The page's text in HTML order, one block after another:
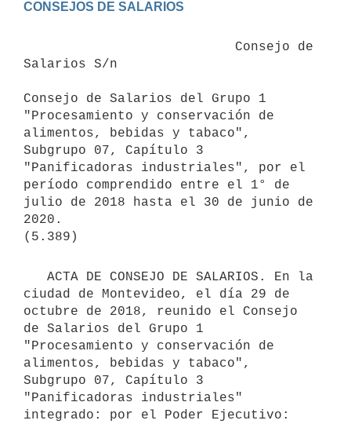
Salarios S/n
Consejo de Salarios del Grupo 1
"Procesamiento y conservación de
alimentos, bebidas y tabaco",
Subgrupo 07, Capítulo 3
"Panificadoras industriales", por el
período comprendido entre el 1° de
julio de 2018 hasta el 30 de junio de
2020.
ciudad de Montevideo, el día 29 de
octubre de 2018, reunido el Consejo
de Salarios del Grupo 1
"Procesamiento y conservación de
alimentos, bebidas y tabaco",
Subgrupo 07, Capítulo 3
"Panificadoras industriales"
integrado: por el Poder Ejecutivo: